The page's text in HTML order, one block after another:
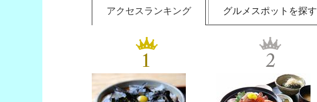
アクセスランキング グルメスポットを探す
1 2